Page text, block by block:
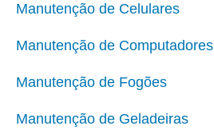
Manutenção de Celulares
Manutenção de Computadores
Manutenção de Fogões
Manutenção de Geladeiras